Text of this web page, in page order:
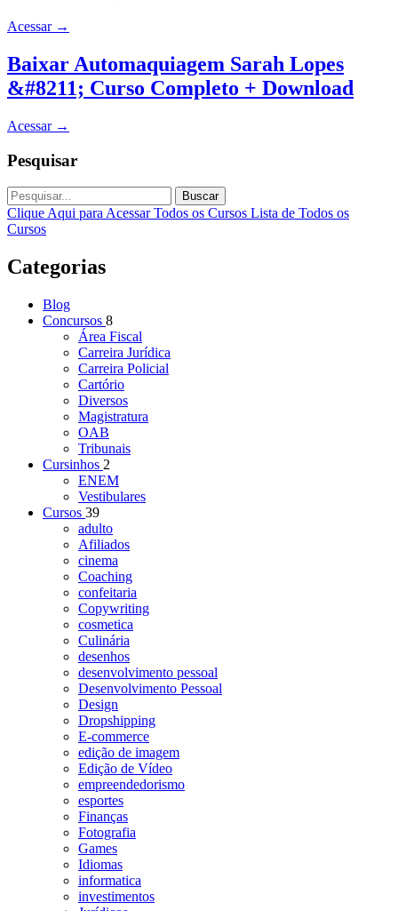
Acessar →
Baixar Automaquiagem Sarah Lopes
&#8211; Curso Completo + Download
Acessar →
Pesquisar
Buscar
Clique Aqui para Acessar Todos os Cursos Lista de Todos os
Cursos
Categorias
Blog
Concursos 8
Área Fiscal
Carreira Jurídica
Carreira Policial
Cartório
Diversos
Magistratura
OAB
Tribunais
Cursinhos 2
ENEM
Vestibulares
Cursos 39
adulto
Afiliados
cinema
Coaching
confeitaria
Copywriting
cosmetica
Culinária
desenhos
desenvolvimento pessoal
Desenvolvimento Pessoal
Design
Dropshipping
E-commerce
edição de imagem
Edição de Vídeo
empreendedorismo
esportes
Finanças
Fotografia
Games
Idiomas
informatica
investimentos